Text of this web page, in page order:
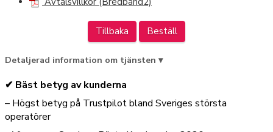
Tillbaka Beställ
Detaljerad information om tjänsten ▾
✔ Bäst betyg av kunderna
– Högst betyg på Trustpilot bland Sveriges största
operatörer